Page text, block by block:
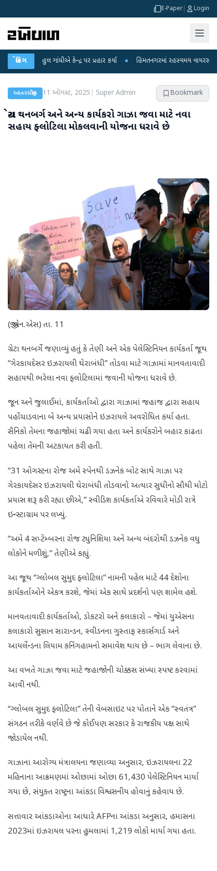
E-Paper Login
બ્રેકિંગ
ગાંધીએ કેન્દ્ર પર પ્રહાર કર્યા ● હિંમતનગરમાં રહસ્યમય વાયરસ કે ચાંદીપુરા? 6
આંતરરાષ્ટ્રીય 11 ઑગસ્ટ, 2025 Super Admin Bookmark
ગ્રેટા થનબર્ગ અને અન્ય કાર્યકરો ગાઝા જવા માટે નવા
સહાય ફ્લોટિલા મોકલવાની યોજના ધરાવે છે
(જી.એન.એસ) તા. 11
ગ્રેટા થનબર્ગે જણાવ્યું હતું કે તેણી અને એક પેલેસ્ટિનિયન કાર્યકર્તા જૂથ
“ગેરકાયદેસર ઇઝરાયલી ઘેરાબંધી” તોડવા માટે ગાઝામાં માનવતાવાદી
સહાયથી ભરેલા નવા ફ્લોટિલામાં જવાની યોજના ધરાવે છે.
જૂન અને જુલાઈમાં, કાર્યકર્તાઓ દ્વારા ગાઝામાં જહાજ દ્વારા સહાય
પહોંચાડવાના બે અન્ય પ્રયાસોને ઇઝરાયલે અવરોધિત કર્યા હતા.
સૈનિકો તેમના જહાજોમાં ચઢી ગયા હતા અને કાર્યકરોને બહાર કાઢતા
પહેલા તેમની અટકાયત કરી હતી.
“31 ઓગસ્ટના રોજ અમે સ્પેનથી ડઝનેક બોટ સાથે ગાઝા પર
ગેરકાયદેસર ઇઝરાયલી ઘેરાબંધી તોડવાનો અત્યાર સુધીનો સૌથી મોટો
પ્રયાસ શરૂ કરી રહ્યા છીએ,” સ્વીડિશ કાર્યકર્તાએ રવિવારે મોડી રાત્રે
ઇન્સ્ટાગ્રામ પર લખ્યું.
“અમે 4 સપ્ટેમ્બરના રોજ ટ્યુનિશિયા અને અન્ય બંદરોથી ડઝનેક વધુ
લોકોને મળીશું,” તેણીએ કહ્યું.
આ જૂથ “ગ્લોબલ સુમુદ ફ્લોટિલા” નામની પહેલ માટે 44 દેશોના
કાર્યકર્તાઓને એકત્ર કરશે, જેમાં એક સાથે પ્રદર્શનો પણ શામેલ હશે.
માનવતાવાદી કાર્યકર્તાઓ, ડોકટરો અને કલાકારો – જેમાં યુએસના
કલાકારો સુસાન સારાન્ડન, સ્વીડનના ગુસ્તાફ સ્કાર્સગાર્ડ અને
આયર્લેન્ડના લિયામ કનિંગહામનો સમાવેશ થાય છે – ભાગ લેવાના છે.
આ વખતે ગાઝા જવા માટે જહાજોની ચોક્કસ સંખ્યા સ્પષ્ટ કરવામાં
આવી નથી.
“ગ્લોબલ સુમુદ ફ્લોટિલા” તેની વેબસાઇટ પર પોતાને એક “સ્વતંત્ર”
સંગઠન તરીકે વર્ણવે છે જે કોઈપણ સરકાર કે રાજકીય પક્ષ સાથે
જોડાયેલ નથી.
ગાઝાના આરોગ્ય મંત્રાલયના જણાવ્યા અનુસાર, ઇઝરાયલના 22
મહિનાના આક્રમણમાં ઓછામાં ઓછા 61,430 પેલેસ્ટિનિયન માર્યા
ગયા છે, સંયુક્ત રાષ્ટ્રના આંકડા વિશ્વસનીય હોવાનું કહેવાય છે.
સત્તાવાર આંકડાઓના આધારે AFPના આંકડા અનુસાર, હમાસના
2023માં ઇઝરાયલ પરના હુમલામાં 1,219 લોકો માર્યા ગયા હતા.